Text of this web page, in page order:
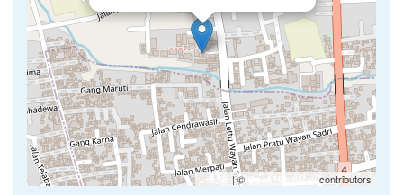
Leaflet | ©OpenStreetMap contributors